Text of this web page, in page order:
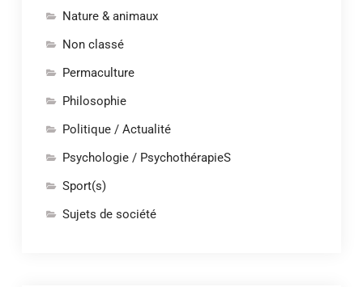
Nature & animaux
Non classé
Permaculture
Philosophie
Politique / Actualité
Psychologie / PsychothérapieS
Sport(s)
Sujets de société